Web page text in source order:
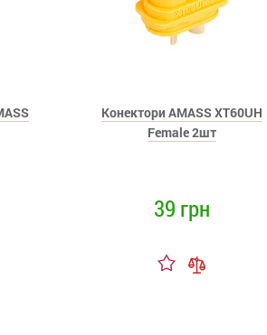
Конектори AMASS XT60UH
Female 2шт
39 грн